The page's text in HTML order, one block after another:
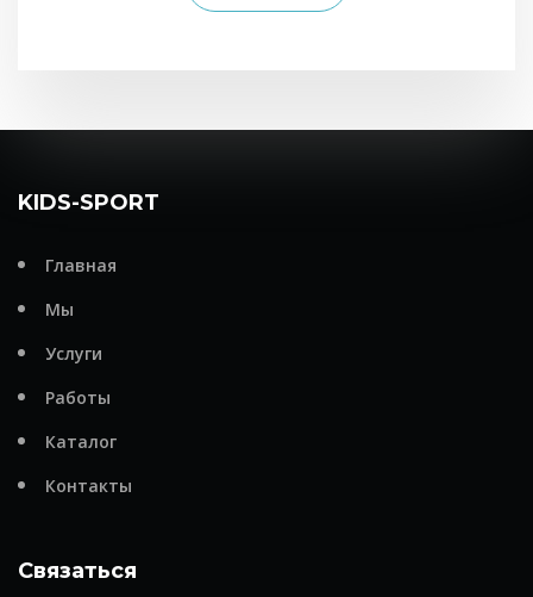
KIDS-SPORT
Главная
Мы
Услуги
Работы
Каталог
Контакты
Связаться